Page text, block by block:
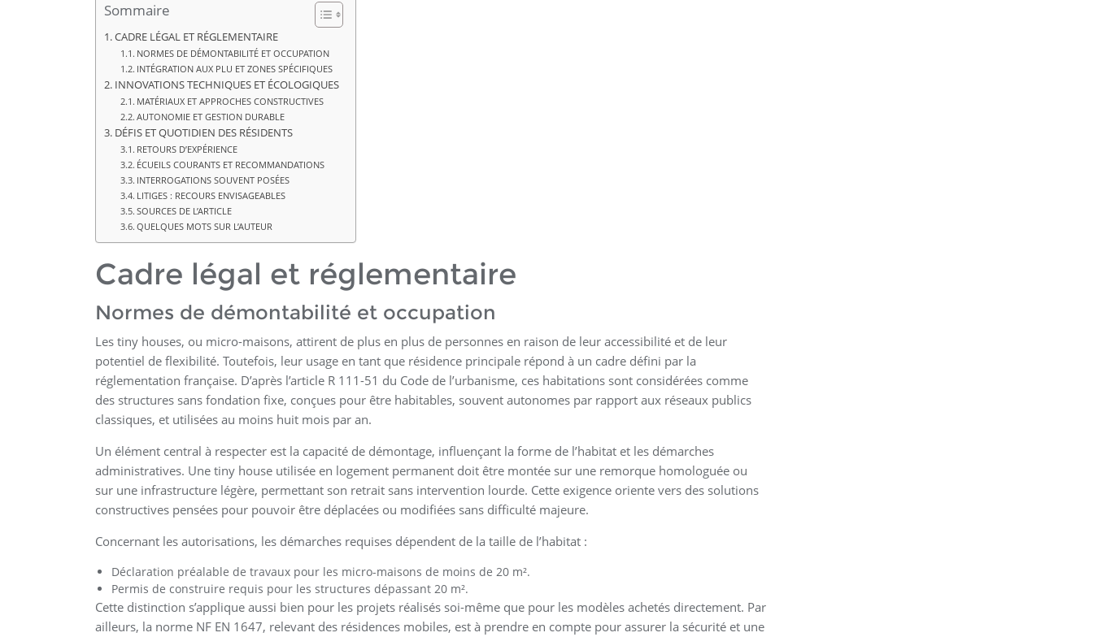
Sommaire
CADRE LÉGAL ET RÉGLEMENTAIRE
NORMES DE DÉMONTABILITÉ ET OCCUPATION
INTÉGRATION AUX PLU ET ZONES SPÉCIFIQUES
INNOVATIONS TECHNIQUES ET ÉCOLOGIQUES
MATÉRIAUX ET APPROCHES CONSTRUCTIVES
AUTONOMIE ET GESTION DURABLE
DÉFIS ET QUOTIDIEN DES RÉSIDENTS
RETOURS D’EXPÉRIENCE
ÉCUEILS COURANTS ET RECOMMANDATIONS
INTERROGATIONS SOUVENT POSÉES
LITIGES : RECOURS ENVISAGEABLES
SOURCES DE L’ARTICLE
QUELQUES MOTS SUR L’AUTEUR
Cadre légal et réglementaire
Normes de démontabilité et occupation
Les tiny houses, ou micro-maisons, attirent de plus en plus de personnes en raison de leur accessibilité et de leur
potentiel de flexibilité. Toutefois, leur usage en tant que résidence principale répond à un cadre défini par la
réglementation française. D’après l’article R 111-51 du Code de l’urbanisme, ces habitations sont considérées comme
des structures sans fondation fixe, conçues pour être habitables, souvent autonomes par rapport aux réseaux publics
classiques, et utilisées au moins huit mois par an.
Un élément central à respecter est la capacité de démontage, influençant la forme de l’habitat et les démarches
administratives. Une tiny house utilisée en logement permanent doit être montée sur une remorque homologuée ou
sur une infrastructure légère, permettant son retrait sans intervention lourde. Cette exigence oriente vers des solutions
constructives pensées pour pouvoir être déplacées ou modifiées sans difficulté majeure.
Concernant les autorisations, les démarches requises dépendent de la taille de l’habitat :
Déclaration préalable de travaux pour les micro-maisons de moins de 20 m².
Permis de construire requis pour les structures dépassant 20 m².
Cette distinction s’applique aussi bien pour les projets réalisés soi-même que pour les modèles achetés directement. Par
ailleurs, la norme NF EN 1647, relevant des résidences mobiles, est à prendre en compte pour assurer la sécurité et une